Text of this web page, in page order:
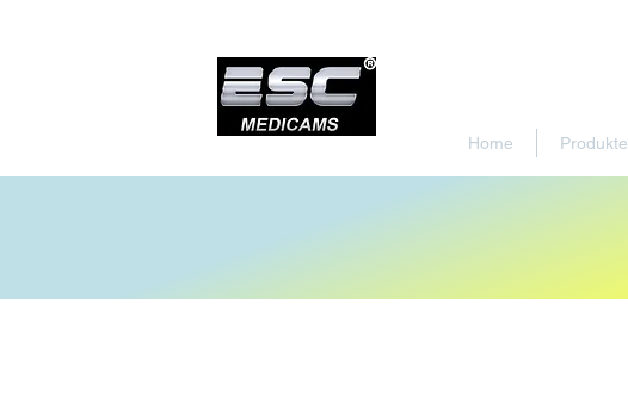
Home Produkte